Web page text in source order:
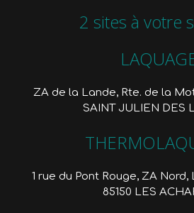
2 sites à votre
ZA de la Lande, Rte. de la
SAINT JULIEN DES
1 rue du Pont Rouge, ZA
85150 LES